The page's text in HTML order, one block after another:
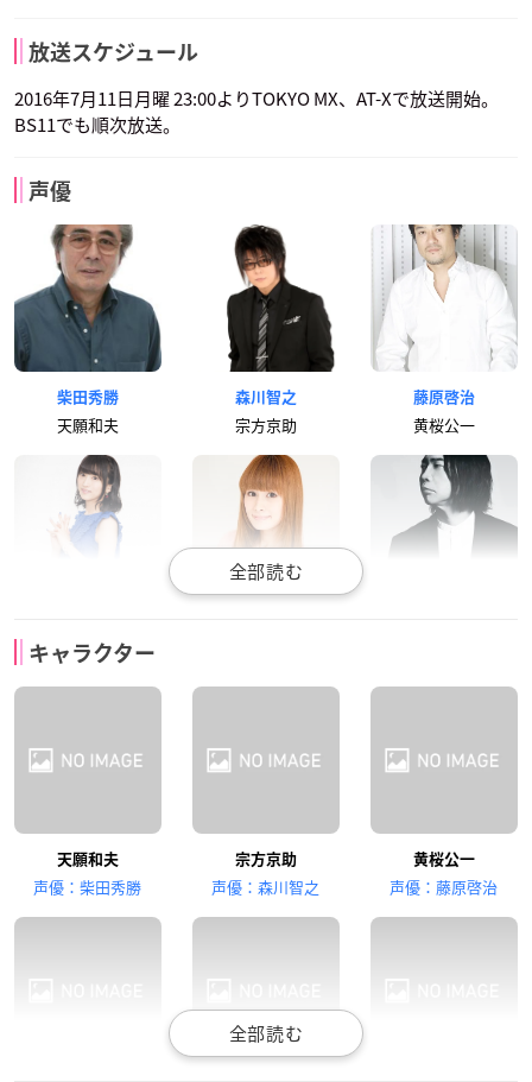
放送スケジュール
2016年7月11日月曜 23:00よりTOKYO MX、AT-Xで放送開始。
BS11でも順次放送。
声優
柴田秀勝
天願和夫
森川智之
宗方京助
藤原啓治
黄桜公一
忌村静子
水瀬いのり
安藤流流歌
江口拓也
十六夜惣之助
本郷奏多
御手洗亮太
キャラクター
天願和夫
声優：柴田秀勝
宗方京助
声優：森川智之
黄桜公一
声優：藤原啓治